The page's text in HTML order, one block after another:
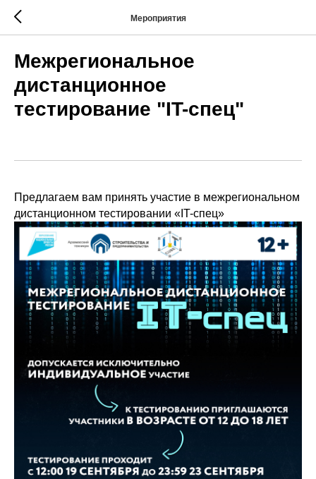
Мероприятия
Межрегиональное
дистанционное
тестирование "IT-спец"
Предлагаем вам принять участие в межрегиональном
дистанционном тестировании «IT-спец»